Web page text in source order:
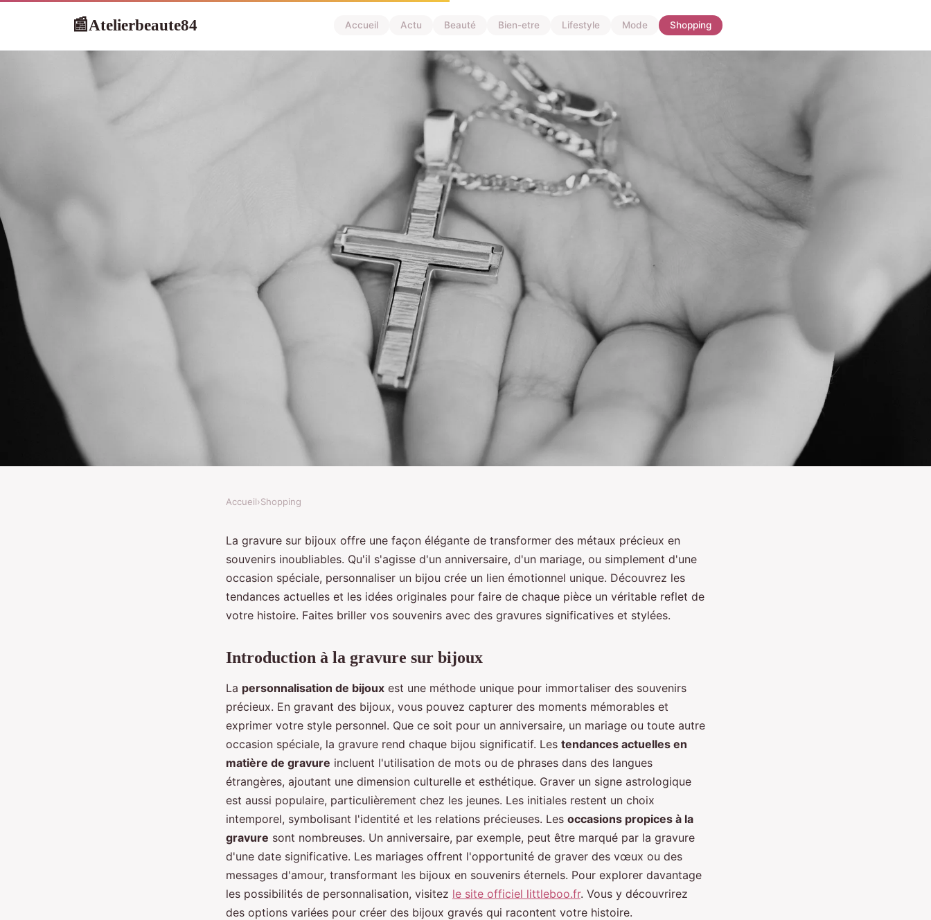
📰Atelierbeaute84 Accueil Actu Beauté Bien-etre Lifestyle Mode Shopping
Gravure sur bijoux : personnalisez vos
souvenirs avec style
Accueil›Shopping
La gravure sur bijoux offre une façon élégante de transformer des métaux précieux en
souvenirs inoubliables. Qu'il s'agisse d'un anniversaire, d'un mariage, ou simplement d'une
occasion spéciale, personnaliser un bijou crée un lien émotionnel unique. Découvrez les
tendances actuelles et les idées originales pour faire de chaque pièce un véritable reflet de
votre histoire. Faites briller vos souvenirs avec des gravures significatives et stylées.
Introduction à la gravure sur bijoux
La personnalisation de bijoux est une méthode unique pour immortaliser des souvenirs
précieux. En gravant des bijoux, vous pouvez capturer des moments mémorables et
exprimer votre style personnel. Que ce soit pour un anniversaire, un mariage ou toute autre
occasion spéciale, la gravure rend chaque bijou significatif. Les tendances actuelles en
matière de gravure incluent l'utilisation de mots ou de phrases dans des langues
étrangères, ajoutant une dimension culturelle et esthétique. Graver un signe astrologique
est aussi populaire, particulièrement chez les jeunes. Les initiales restent un choix
intemporel, symbolisant l'identité et les relations précieuses. Les occasions propices à la
gravure sont nombreuses. Un anniversaire, par exemple, peut être marqué par la gravure
d'une date significative. Les mariages offrent l'opportunité de graver des vœux ou des
messages d'amour, transformant les bijoux en souvenirs éternels. Pour explorer davantage
les possibilités de personnalisation, visitez le site officiel littleboo.fr. Vous y découvrirez
des options variées pour créer des bijoux gravés qui racontent votre histoire.